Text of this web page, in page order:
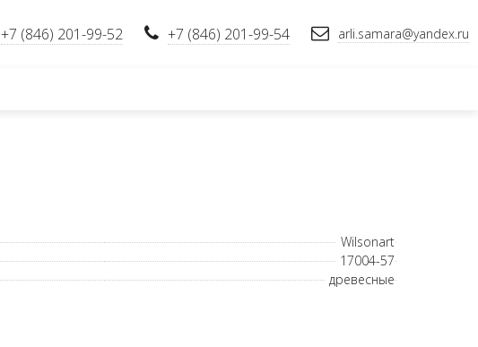
+7 (846) 201-99-52 +7 (846) 201-99-54 arli.samara@yandex.ru
Wilsonart
17004-57
древесные